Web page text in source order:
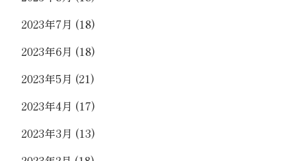
2023年7月 (18)
2023年6月 (18)
2023年5月 (21)
2023年4月 (17)
2023年3月 (13)